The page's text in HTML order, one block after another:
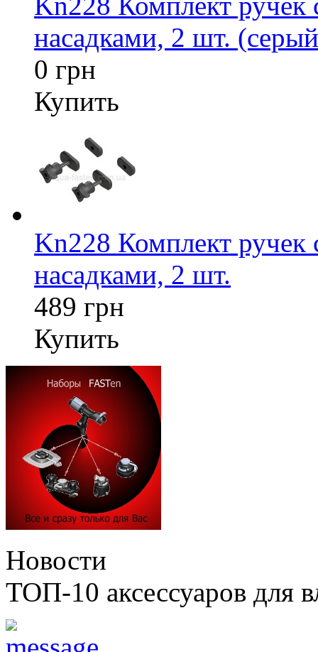
насадками, 2 шт.
0 грн
Купить
Kn228 Комплект
насадками, 2 шт.
489 грн
Купить
Новости
ТОП-10 аксессуаров для